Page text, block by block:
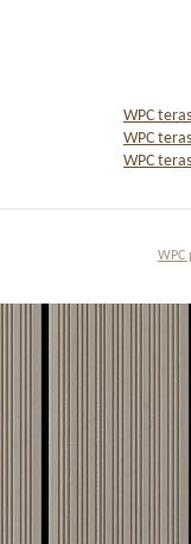
WPC
WPC
WPC
WPC